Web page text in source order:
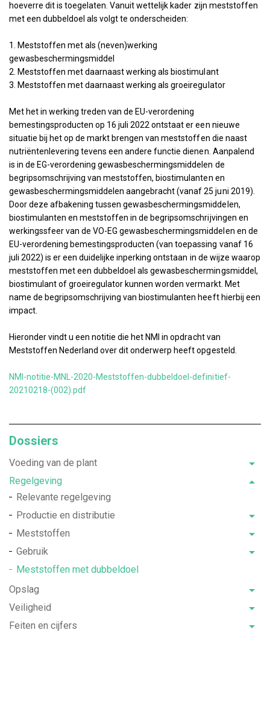
hoeverre dit is toegelaten. Vanuit wettelijk kader zijn meststoffen
met een dubbeldoel als volgt te onderscheiden:
1. Meststoffen met als (neven)werking
gewasbeschermingsmiddel
2. Meststoffen met daarnaast werking als biostimulant
3. Meststoffen met daarnaast werking als groeiregulator
Met het in werking treden van de EU-verordening
bemestingsproducten op 16 juli 2022 ontstaat er een nieuwe
situatie bij het op de markt brengen van meststoffen die naast
nutriëntenlevering tevens een andere functie dienen. Aanpalend
is in de EG-verordening gewasbeschermingsmiddelen de
begripsomschrijving van meststoffen, biostimulanten en
gewasbeschermingsmiddelen aangebracht (vanaf 25 juni 2019).
Door deze afbakening tussen gewasbeschermingsmiddelen,
biostimulanten en meststoffen in de begripsomschrijvingen en
werkingssfeer van de VO-EG gewasbeschermingsmiddelen en de
EU-verordening bemestingsproducten (van toepassing vanaf 16
juli 2022) is er een duidelijke inperking ontstaan in de wijze waarop
meststoffen met een dubbeldoel als gewasbeschermingsmiddel,
biostimulant of groeiregulator kunnen worden vermarkt. Met
name de begripsomschrijving van biostimulanten heeft hierbij een
impact.
Hieronder vindt u een notitie die het NMI in opdracht van
Meststoffen Nederland over dit onderwerp heeft opgesteld.
NMI-notitie-MNL-2020-Meststoffen-dubbeldoel-definitief-
20210218-(002).pdf
Dossiers
Voeding van de plant
Regelgeving
Relevante regelgeving
Productie en distributie
Meststoffen
Gebruik
Meststoffen met dubbeldoel
Opslag
Veiligheid
Feiten en cijfers